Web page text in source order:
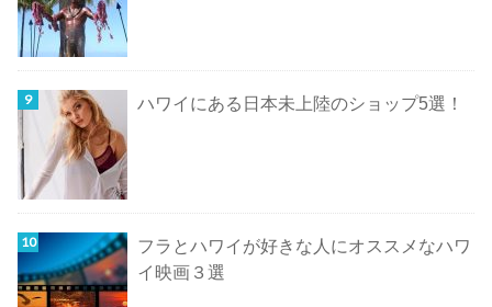
ハワイにある日本未上陸のショップ5選！
フラとハワイが好きな人にオススメなハワ
イ映画３選